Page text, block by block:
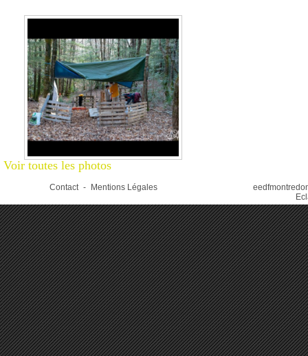
Voir toutes les photos
Contact - Mentions Légales